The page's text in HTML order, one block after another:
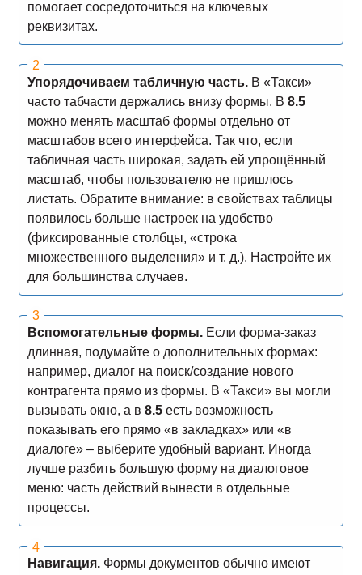
помогает сосредоточиться на ключевых
реквизитах.
Упорядочиваем табличную часть.В «Такси»
часто табчасти держались внизу формы. В 8.5
можно менять масштаб формы отдельно от
масштабов всего интерфейса. Так что, если
табличная часть широкая, задать ей упрощённый
масштаб, чтобы пользователю не пришлось
листать. Обратите внимание: в свойствах таблицы
появилось больше настроек на удобство
(фиксированные столбцы, «строка
множественного выделения» и т. д.). Настройте их
для большинства случаев.
Вспомогательные формы.Если форма-заказ
длинная, подумайте о дополнительных формах:
например, диалог на поиск/создание нового
контрагента прямо из формы. В «Такси» вы могли
вызывать окно, а в 8.5есть возможность
показывать его прямо «в закладках» или «в
диалоге» – выберите удобный вариант. Иногда
лучше разбить большую форму на диалоговое
меню: часть действий вынести в отдельные
процессы.
Навигация.Формы документов обычно имеют